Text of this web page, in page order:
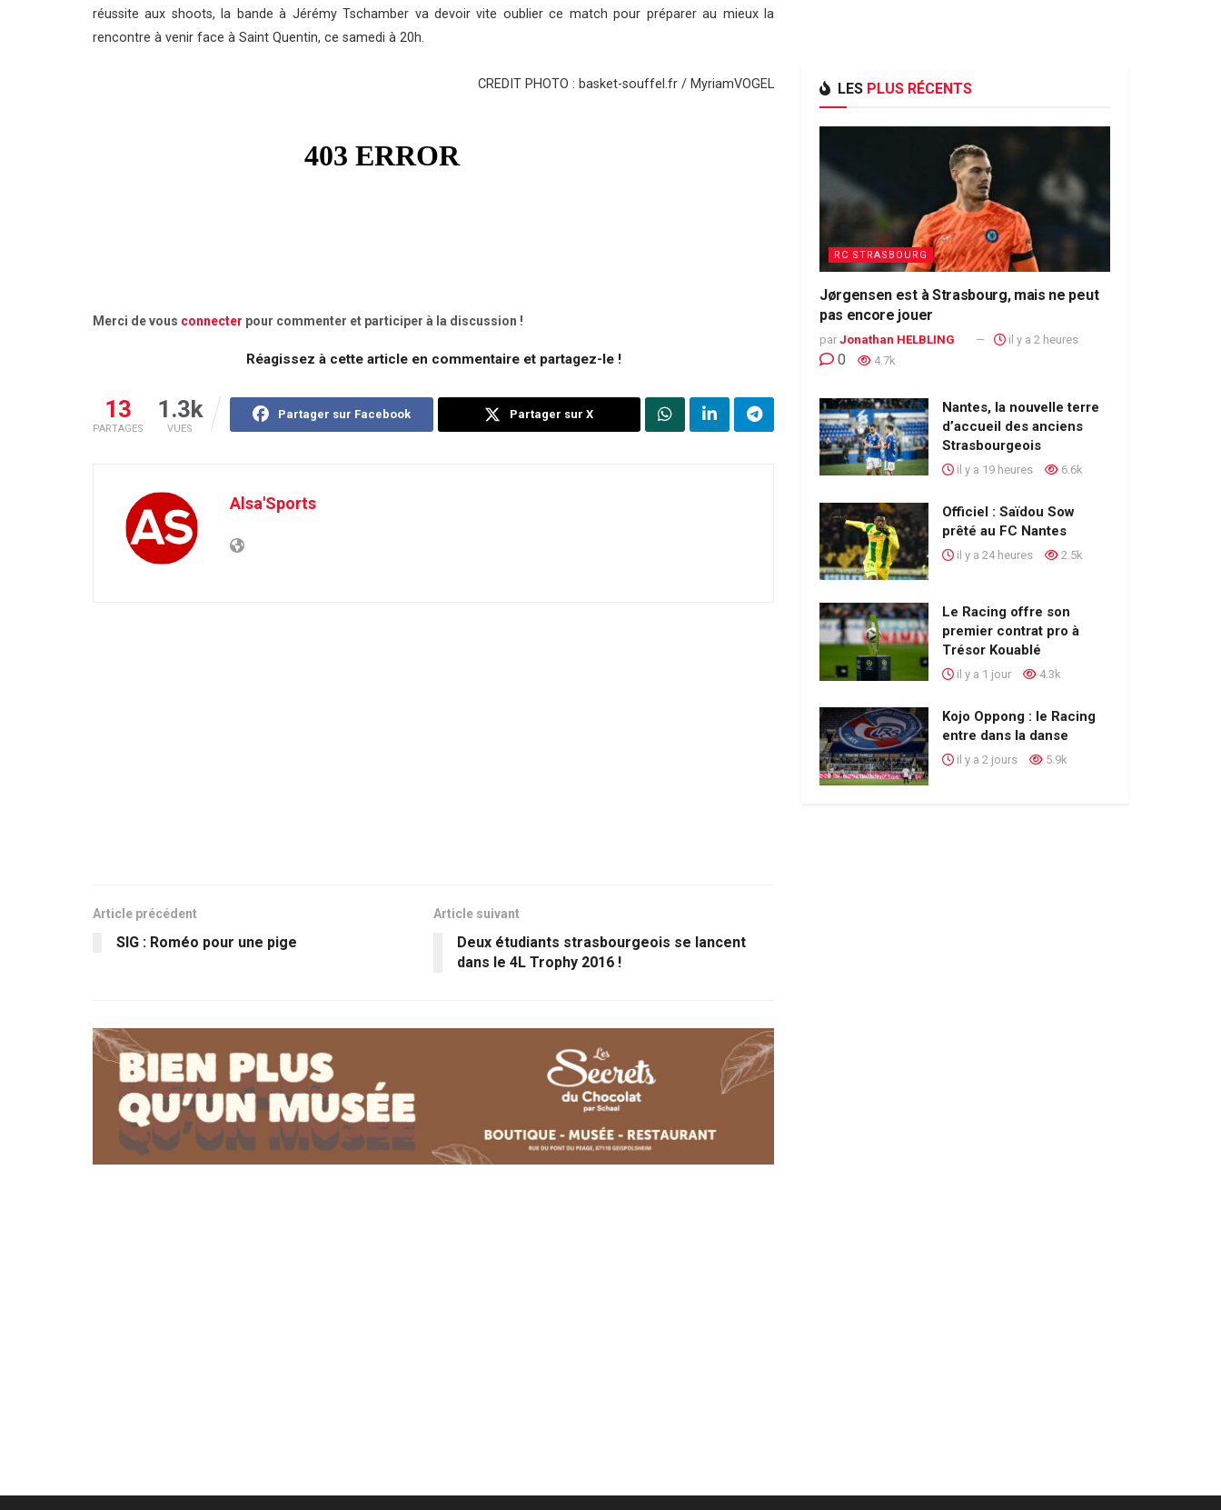
réussite aux shoots, la bande à Jérémy Tschamber va devoir vite oublier ce match pour préparer au mieux la
rencontre à venir face à Saint Quentin, ce samedi à 20h.
CREDIT PHOTO : basket-souffel.fr / MyriamVOGEL
Merci de vous connecter pour commenter et participer à la discussion !
Réagissez à cette article en commentaire et partagez-le !
13
PARTAGES
1.3k
VUES
Partager sur Facebook Partager sur X
Alsa'Sports
Article précédent
SIG : Roméo pour une pige
Article suivant
Deux étudiants strasbourgeois se lancent
dans le 4L Trophy 2016 !
LES PLUS RÉCENTS
RC STRASBOURG
Jørgensen est à Strasbourg, mais ne peut
pas encore jouer
par Jonathan HELBLING il y a 2 heures
0 4.7k
Nantes, la nouvelle terre
d’accueil des anciens
Strasbourgeois
il y a 19 heures 6.6k
Officiel : Saïdou Sow
prêté au FC Nantes
il y a 24 heures 2.5k
Le Racing offre son
premier contrat pro à
Trésor Kouablé
il y a 1 jour 4.3k
Kojo Oppong : le Racing
entre dans la danse
il y a 2 jours 5.9k